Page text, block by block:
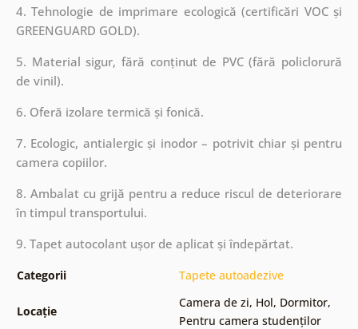
4. Tehnologie de imprimare ecologică (certificări VOC și
GREENGUARD GOLD).
5. Material sigur, fără conținut de PVC (fără policlorură
de vinil).
6. Oferă izolare termică și fonică.
7. Ecologic, antialergic și inodor – potrivit chiar și pentru
camera copiilor.
8. Ambalat cu grijă pentru a reduce riscul de deteriorare
în timpul transportului.
9. Tapet autocolant ușor de aplicat și îndepărtat.
Categorii Tapete autoadezive
Locație
Camera de zi, Hol, Dormitor,
Pentru camera studenților